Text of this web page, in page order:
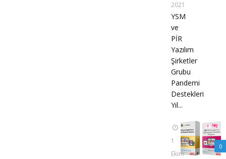
2021
YSM
ve
PİR
Yazılım
Şirketler
Grubu
Pandemi
Destekleri
Yıl...
0
1
Ekim